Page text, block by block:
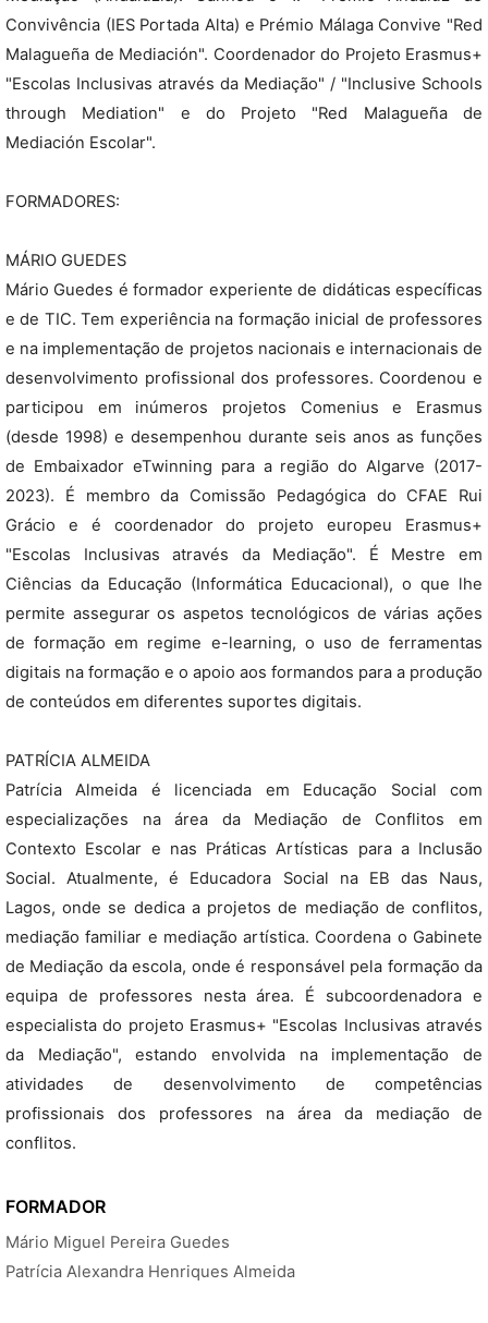
Convivência (IES Portada Alta) e Prémio Málaga Convive "Red
Malagueña de Mediación". Coordenador do Projeto Erasmus+
"Escolas Inclusivas através da Mediação" / "Inclusive Schools
through Mediation" e do Projeto "Red Malagueña de
Mediación Escolar".
FORMADORES:
MÁRIO GUEDES
Mário Guedes é formador experiente de didáticas específicas
e de TIC. Tem experiência na formação inicial de professores
e na implementação de projetos nacionais e internacionais de
desenvolvimento profissional dos professores. Coordenou e
participou em inúmeros projetos Comenius e Erasmus
(desde 1998) e desempenhou durante seis anos as funções
de Embaixador eTwinning para a região do Algarve (2017-
2023). É membro da Comissão Pedagógica do CFAE Rui
Grácio e é coordenador do projeto europeu Erasmus+
"Escolas Inclusivas através da Mediação". É Mestre em
Ciências da Educação (Informática Educacional), o que lhe
permite assegurar os aspetos tecnológicos de várias ações
de formação em regime e-learning, o uso de ferramentas
digitais na formação e o apoio aos formandos para a produção
de conteúdos em diferentes suportes digitais.
PATRÍCIA ALMEIDA
Patrícia Almeida é licenciada em Educação Social com
especializações na área da Mediação de Conflitos em
Contexto Escolar e nas Práticas Artísticas para a Inclusão
Social. Atualmente, é Educadora Social na EB das Naus,
Lagos, onde se dedica a projetos de mediação de conflitos,
mediação familiar e mediação artística. Coordena o Gabinete
de Mediação da escola, onde é responsável pela formação da
equipa de professores nesta área. É subcoordenadora e
especialista do projeto Erasmus+ "Escolas Inclusivas através
da Mediação", estando envolvida na implementação de
atividades de desenvolvimento de competências
profissionais dos professores na área da mediação de
conflitos.
FORMADOR
Mário Miguel Pereira Guedes
Patrícia Alexandra Henriques Almeida